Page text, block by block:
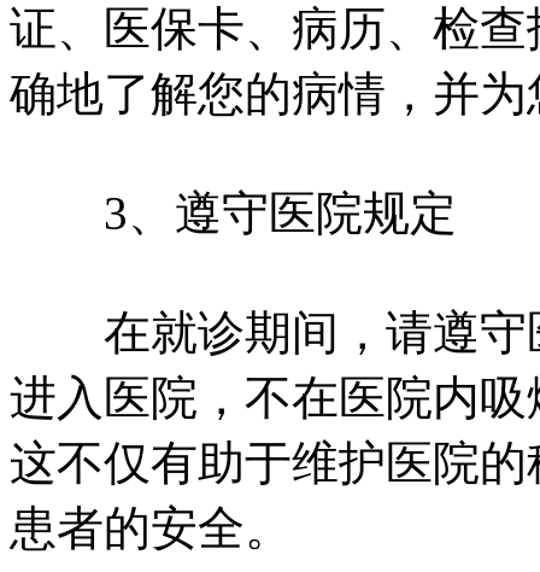
证、医保卡、病历、检
确地了解您的病情，并
3、遵守医院规定
在就诊期间，请遵守
进入医院，不在医院内
这不仅有助于维护医院
患者的安全。